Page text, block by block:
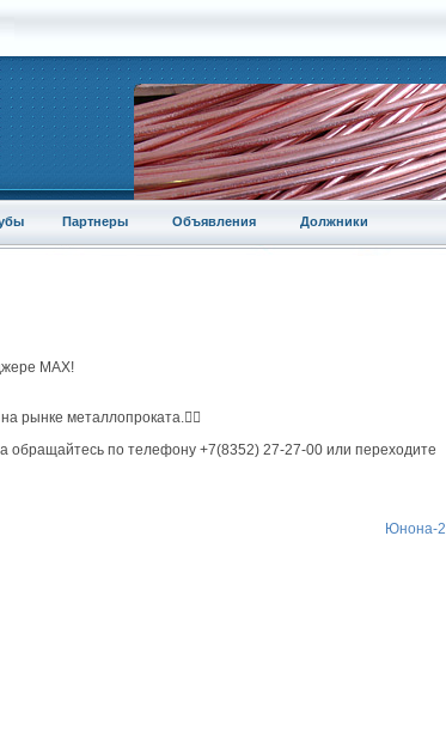
Партнеры Объявления Должники
MAX!
рынке металлопроката.👍🏻
по телефону +7(8352) 27-27-00 или переходите
Юнона-2